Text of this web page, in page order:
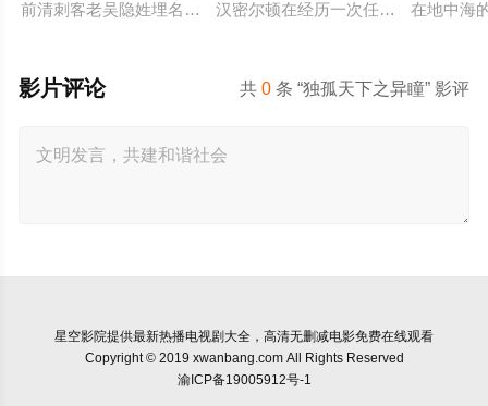
前清刺客老吴隐姓埋名于药铺，却为守护单亲母女小茜和依依
汉密尔顿在经历一次任务的严重后
在地中海
共0 条 “独孤天下之异瞳” 影评
影片评论
星空影院提供最新热播电视剧大全，高清无删减电影免费在线观看
Copyright © 2019 xwanbang.com All Rights Reserved
渝ICP备19005912号-1